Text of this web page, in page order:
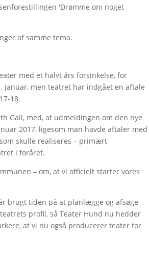
'Drømme om noget
af samme tema.
med et halvt års forsinkelse, for
januar, men teatret har indgået en aftale
18.
Gall, med, at udmeldingen om den nye
2017, ligesom man havde aftaler med
skulle realiseres – primært
i foråret.
– om, at vi officielt starter vores
brugt tiden på at planlægge og afsøge
profil, så Teater Hund nu hedder
at vi nu også producerer teater for